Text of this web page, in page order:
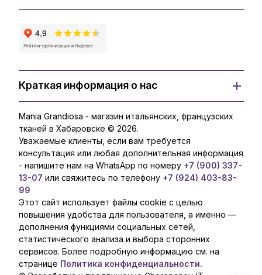
Краткая информация о нас
Mania Grandiosa - магазин итальянских, французских
тканей в Хабаровске © 2026.
Уважаемые клиенты, если вам требуется
консультация или любая дополнительная информация
- напишите нам на WhatsApp по номеру +7 (900) 337-
13-07 или свяжитесь по телефону +7 (924) 403-83-
99
Этот сайт использует файлы cookie с целью
повышения удобства для пользователя, а именно —
дополнения функциями социальных сетей,
статистического анализа и выбора сторонних
сервисов. Более подробную информацию см. на
странице Политика конфиденциальности.